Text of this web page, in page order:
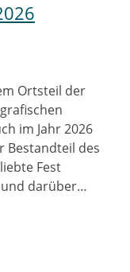
Ortsteil der
im Jahr 2026
Bestandteil des
Fest
und darüber…